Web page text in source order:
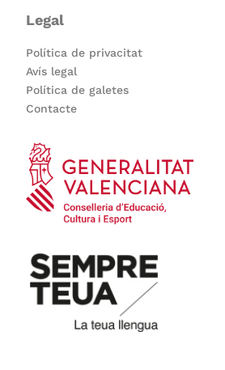
Legal
Política de privacitat
Avís legal
Política de galetes
Contacte